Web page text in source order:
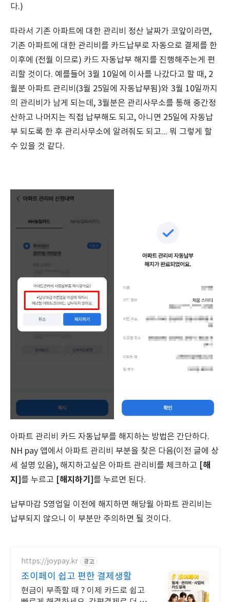
다.)
따라서 기존 아파트에 대한 관리비 정산 날짜가 코앞이라면,
기존 아파트에 대한 관리비를 카드납부로 자동으로 결제를 한
이후에 (전월 이므로) 카드 자동납부 해지를 진행해주는게 편
리할 것이다. 예를들어 3월 10일에 이사를 나갔다고 할 때, 2
월분 아파트 관리비(3월 25일에 자동납부됨)와 3월 10일까지
의 관리비가 남게 되는데, 3월분은 관리사무소를 통해 중간정
산하고 나머지는 직접 납부해도 되고, 아니면 25일에 자동납
부 되도록 한 후 관리사무소에 알려줘도 되고... 뭐 그렇게 할
수 있을 것 같다.
아파트 관리비 카드 자동납부를 해지하는 방법은 간단하다.
NH pay 앱에서 아파트 관리비 부분을 찾은 다음(이전 글에 상
세 설명 있음), 해지하고싶은 아파트 관리비를 체크하고 [해
지] 를 누르고 [해지하기] 를 누르면 된다.
납부마감 5영업일 이전에 해지하면 해당월 아파트 관리비는
납부되지 않으니 이 부분만 주의하면 될 것이다.
https://joypay.kr 광고
조이페이 쉽고 편한 결제생활
현금이 부족할 때 ? 이제 카드로 쉽고